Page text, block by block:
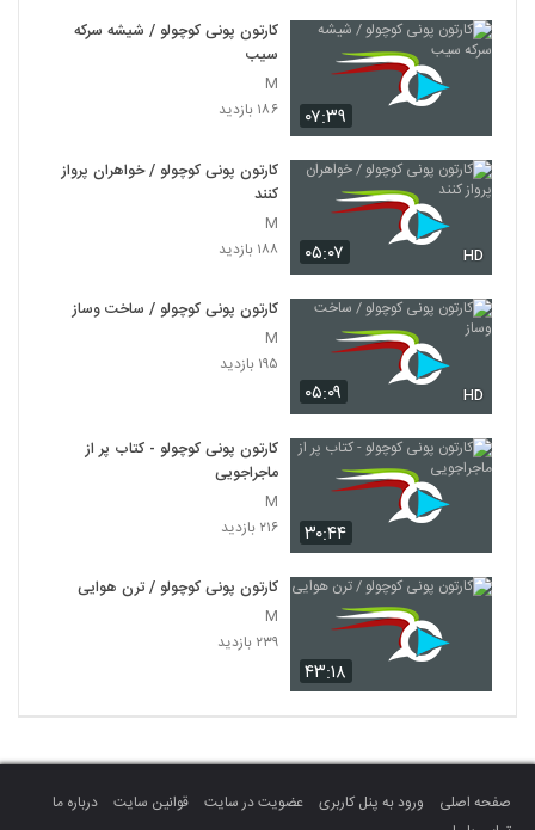
۰۷:۳۹
کارتون پونی کوچولو / شیشه سرکه
سیب
M
۱۸۶ بازدید
۰۵:۰۷ HD
کارتون پونی کوچولو / خواهران پرواز
کنند
M
۱۸۸ بازدید
۰۵:۰۹ HD
کارتون پونی کوچولو / ساخت وساز
M
۱۹۵ بازدید
۳۰:۴۴
کارتون پونی کوچولو - کتاب پر از
ماجراجویی
M
۲۱۶ بازدید
۴۳:۱۸
کارتون پونی کوچولو / ترن هوایی
M
۲۳۹ بازدید
صفحه اصلی ورود به پنل کاربری عضویت در سایت قوانین سایت
درباره ما